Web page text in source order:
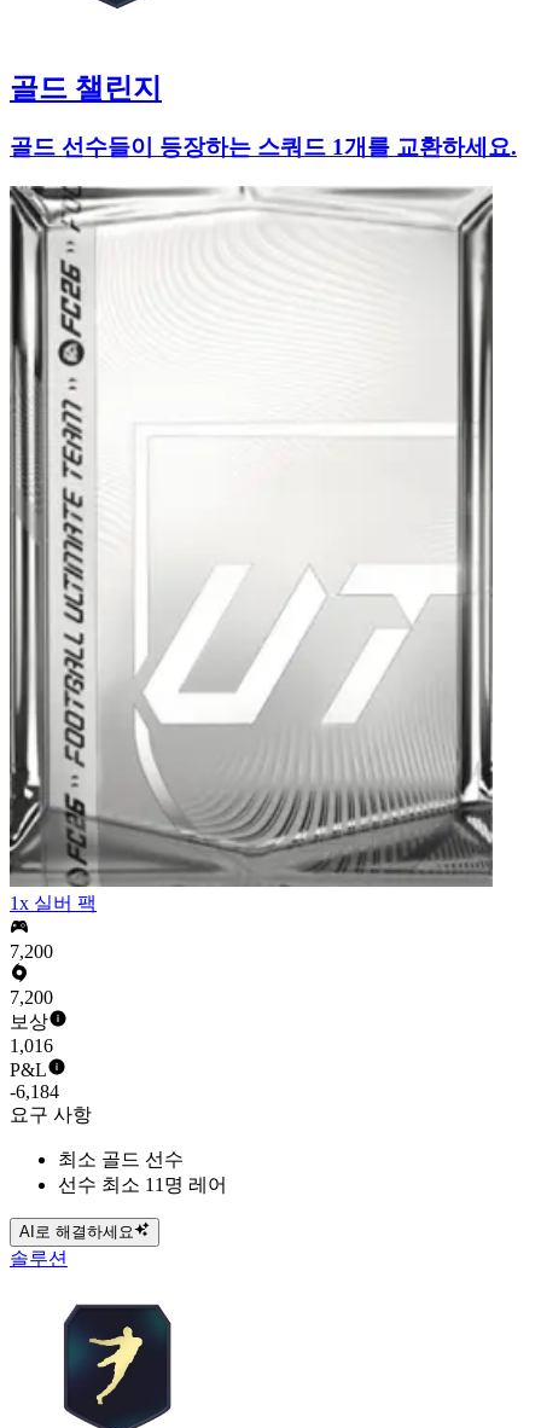
골드 챌린지
골드 선수들이 등장하는 스쿼드 1개를 교환하세요.
1x 실버 팩
7,200
7,200
보상
1,016
P&L
-6,184
요구 사항
최소 골드 선수
선수 최소 11명 레어
AI로 해결하세요
솔루션